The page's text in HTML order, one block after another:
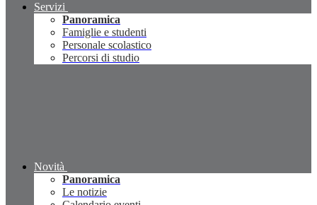
Servizi
Panoramica
Famiglie e studenti
Personale scolastico
Percorsi di studio
Novità
Panoramica
Le notizie